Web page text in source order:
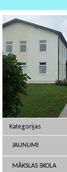
Kategorijas
JAUNUMI
MĀKSLAS SKOLA